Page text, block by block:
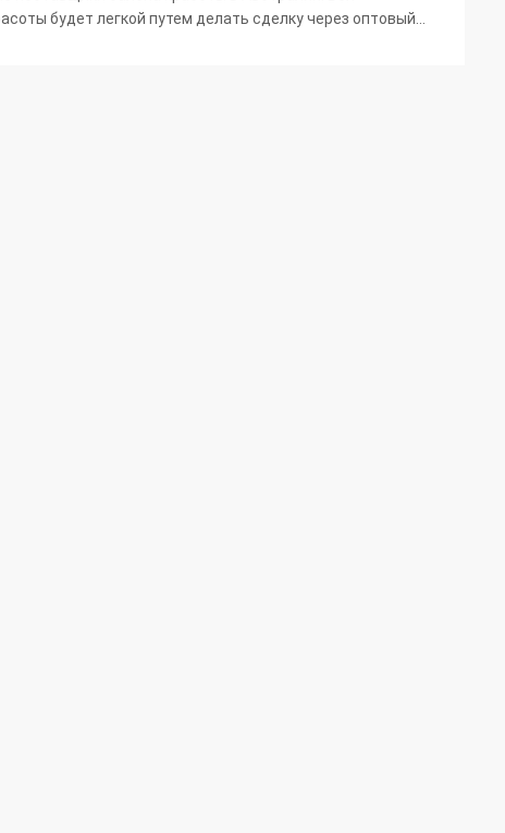
будет легкой путем делать сделку через оптовый